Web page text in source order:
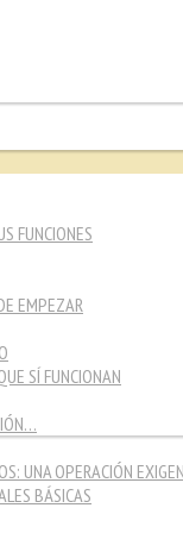
FUNCIONES
EMPEZAR
SÍ FUNCIONAN
UNA OPERACIÓN
BÁSICAS